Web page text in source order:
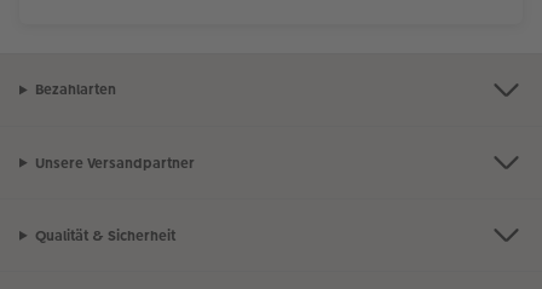
Bezahlarten
Unsere Versandpartner
Qualität & Sicherheit